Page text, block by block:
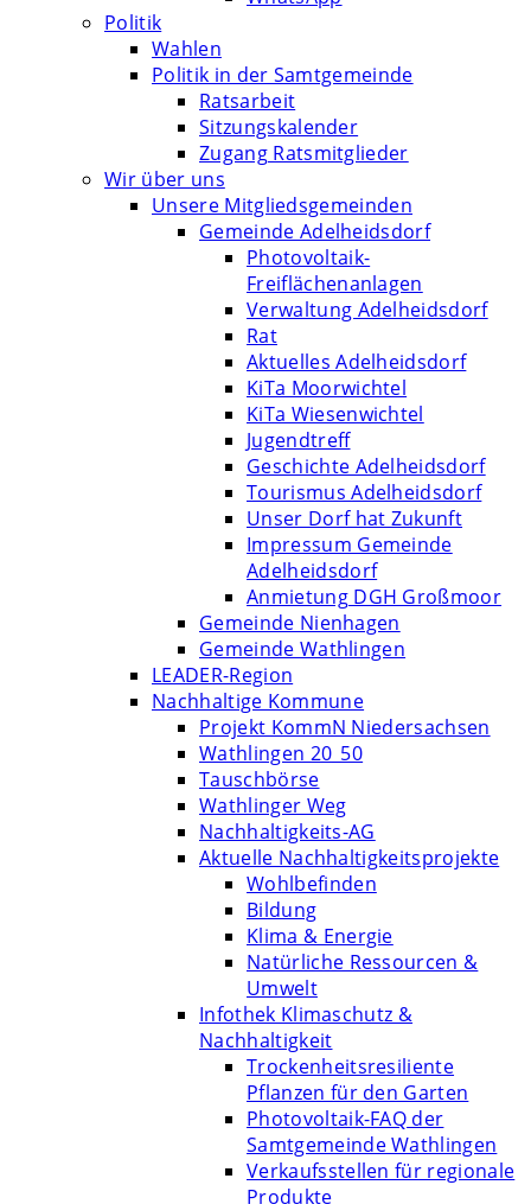
Politik
Wahlen
Politik in der Samtgemeinde
Ratsarbeit
Sitzungskalender
Zugang Ratsmitglieder
Wir über uns
Unsere Mitgliedsgemeinden
Gemeinde Adelheidsdorf
Photovoltaik-
Freiflächenanlagen
Verwaltung Adelheidsdorf
Rat
Aktuelles Adelheidsdorf
KiTa Moorwichtel
KiTa Wiesenwichtel
Jugendtreff
Geschichte Adelheidsdorf
Tourismus Adelheidsdorf
Unser Dorf hat Zukunft
Impressum Gemeinde
Adelheidsdorf
Anmietung DGH Großmoor
Gemeinde Nienhagen
Gemeinde Wathlingen
LEADER-Region
Nachhaltige Kommune
Projekt KommN Niedersachsen
Wathlingen 20_50
Tauschbörse
Wathlinger Weg
Nachhaltigkeits-AG
Aktuelle Nachhaltigkeitsprojekte
Wohlbefinden
Bildung
Klima & Energie
Natürliche Ressourcen &
Umwelt
Infothek Klimaschutz &
Nachhaltigkeit
Trockenheitsresiliente
Pflanzen für den Garten
Photovoltaik-FAQ der
Samtgemeinde Wathlingen
Verkaufsstellen für regionale
Produkte